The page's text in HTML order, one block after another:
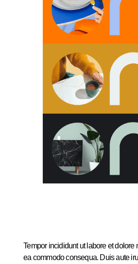
Tempor incididunt ut labore et
ea commodo consequa. Duis aute